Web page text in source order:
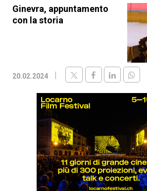
Ginevra, appuntamento
con la storia
20.02.2024